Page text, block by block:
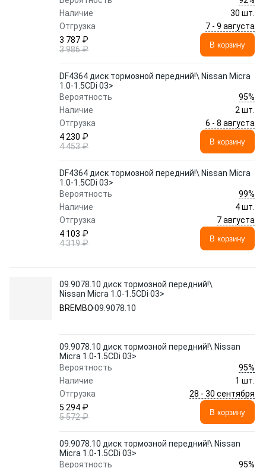
Наличие
30 шт.
Отгрузка
7 - 9 августа
3 787 ₽
3 986 ₽
В корзину
DF4364 диск тормозной передний!\ Nissan Micra
1.0-1.5CDi 03>
Вероятность
95%
Наличие
2 шт.
Отгрузка
6 - 8 августа
4 230 ₽
4 453 ₽
В корзину
DF4364 диск тормозной передний!\ Nissan Micra
1.0-1.5CDi 03>
Вероятность
99%
Наличие
4 шт.
Отгрузка
7 августа
4 103 ₽
4 319 ₽
В корзину
09.9078.10 диск тормозной передний!\
Nissan Micra 1.0-1.5CDi 03>
BREMBO09.9078.10
09.9078.10 диск тормозной передний!\ Nissan
Micra 1.0-1.5CDi 03>
Вероятность
95%
Наличие
1 шт.
Отгрузка
28 - 30 сентября
5 294 ₽
5 572 ₽
В корзину
09.9078.10 диск тормозной передний!\ Nissan
Micra 1.0-1.5CDi 03>
Вероятность
95%